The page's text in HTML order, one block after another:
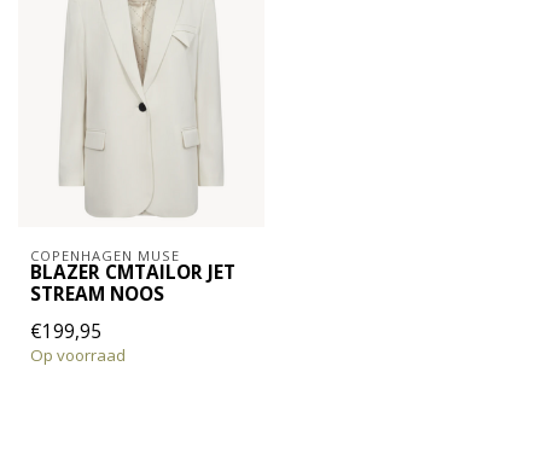
COPENHAGEN MUSE
BLAZER CMTAILOR JET
STREAM NOOS
€199,95
Op voorraad